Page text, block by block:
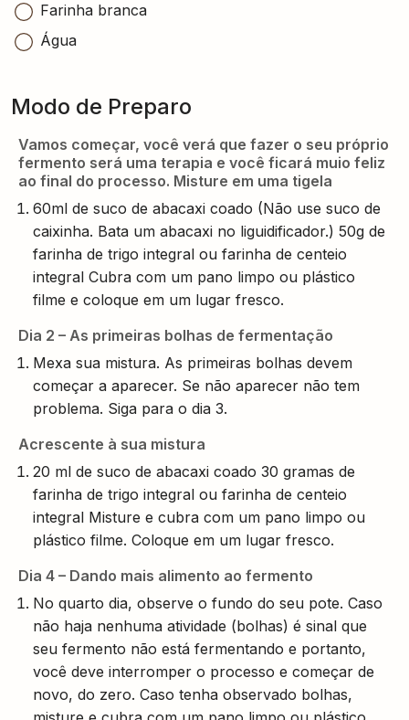
Farinha branca
Água
Modo de Preparo
Vamos começar, você verá que fazer o seu próprio
fermento será uma terapia e você ficará muio feliz
ao final do processo. Misture em uma tigela
60ml de suco de abacaxi coado (Não use suco de
caixinha. Bata um abacaxi no liguidificador.) 50g de
farinha de trigo integral ou farinha de centeio
integral Cubra com um pano limpo ou plástico
filme e coloque em um lugar fresco.
Dia 2 – As primeiras bolhas de fermentação
Mexa sua mistura. As primeiras bolhas devem
começar a aparecer. Se não aparecer não tem
problema. Siga para o dia 3.
Acrescente à sua mistura
20 ml de suco de abacaxi coado 30 gramas de
farinha de trigo integral ou farinha de centeio
integral Misture e cubra com um pano limpo ou
plástico filme. Coloque em um lugar fresco.
Dia 4 – Dando mais alimento ao fermento
No quarto dia, observe o fundo do seu pote. Caso
não haja nenhuma atividade (bolhas) é sinal que
seu fermento não está fermentando e portanto,
você deve interromper o processo e começar de
novo, do zero. Caso tenha observado bolhas,